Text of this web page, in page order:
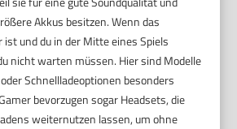
Akkus besitzen. Wenn das
ist und du in der Mitte eines Spiels
nicht warten müssen. Hier sind Modelle
Schnellladeoptionen besonders
bevorzugen sogar Headsets, die
weiternutzen lassen, um ohne